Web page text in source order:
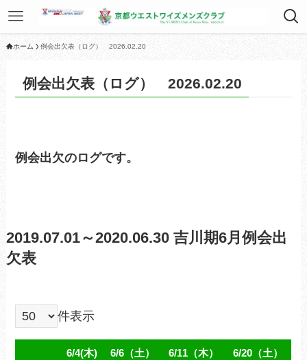
ホーム 例会出欠表（ログ） 2026.02.20
例会出欠表（ログ） 2026.02.20
例会出欠のログです。
2019.07.01～2020.06.30 吉川期6月例会出
欠表
件表示
6/4(木)
6/6（土）
6/11（木）
6/20（土）